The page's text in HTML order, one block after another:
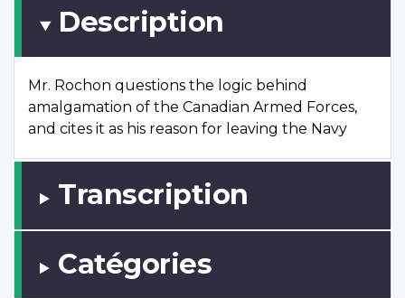
Description
Mr. Rochon questions the logic behind
amalgamation of the Canadian Armed Forces,
and cites it as his reason for leaving the Navy
Transcription
Catégories